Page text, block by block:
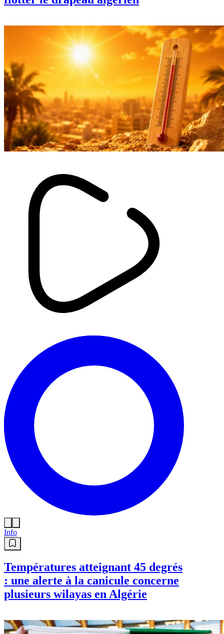
Info
Températures atteignant 45 degrés
: une alerte à la canicule concerne